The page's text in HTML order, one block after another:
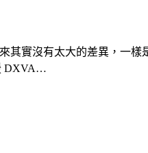
其實沒有太大的差異，一
DXVA…